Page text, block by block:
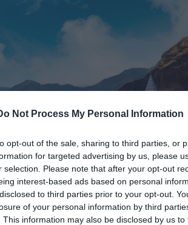
Not Process My Personal Information
opt-out of the sale, sharing to third parties, or
for targeted advertising by us, please
selection. Please note that after your opt-out
interest-based ads based on personal
to third parties prior to your opt-out.
of your personal information by third
This information may also be disclosed by us